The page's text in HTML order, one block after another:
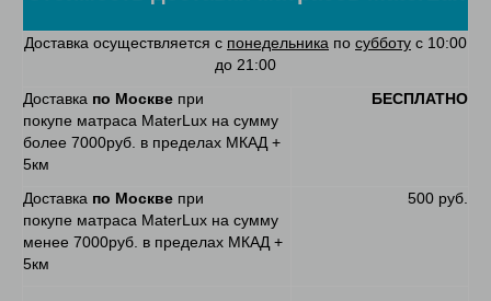
Доставка осуществляется с понедельника по субботу с 10:00
до 21:00
Доставка по Москве при
покупе матраса MaterLux на сумму
более 7000руб. в пределах МКАД +
5км
БЕСПЛАТНО
Доставка по Москве при
покупе матраса MaterLux на сумму
менее 7000руб. в пределах МКАД +
5км
500 руб.